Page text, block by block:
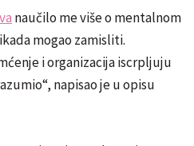
naučilo me više o mentalnom
mogao zamisliti.
i organizacija iscrpljuju
napisao je u opisu